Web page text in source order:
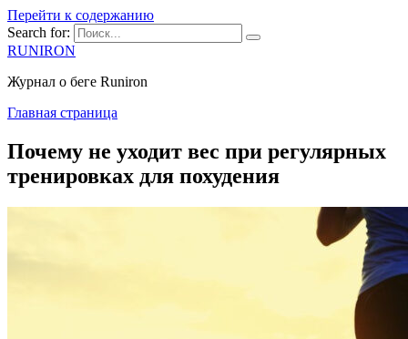
Перейти к содержанию
Search for:
RUNIRON
Журнал о беге Runiron
Главная страница
Почему не уходит вес при регулярных
тренировках для похудения